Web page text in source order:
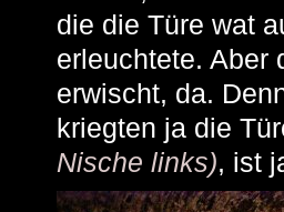
die die Türe wat
erleuchtete. Aber
erwischt, da.
kriegten ja die
Nische links), ist